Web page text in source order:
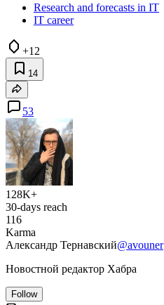
Research and forecasts in IT
IT career
+12
14
53
128K+
30-days reach
116
Karma
Александр Тернавский@avouner
Новостной редактор Хабра
Follow